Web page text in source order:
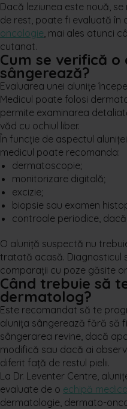
Dacă leziunea este nouă,
de rest, poate fi evaluată în
oncologie, mai ales atunci
cutanat.
Cum se verifică
sângerează?
Evaluarea unei alunițe
Medicul poate folosi
permite examinarea
văd cu ochiul liber.
În funcție de aspectul
medicul poate recomanda:
dermatoscopie;
monitorizare digitală;
excizie;
biopsie sau examen
controale periodice,
O aluniță suspectă nu
tratată acasă. Diagnosticul
comparații cu poze găsite
Când trebuie să
dermatolog?
Este recomandat să te
alunița sângerează fără să
sângerarea revine, dacă
modifică sau dacă ai
diferit față de restul pielii.
La Dr. Leventer Centre,
evaluate de o echipă
dermatologie, dermato-